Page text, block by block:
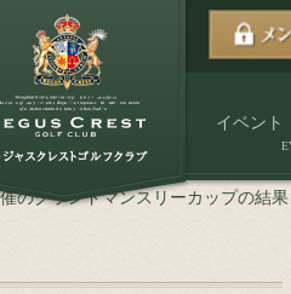
イベント
のグランドマンスリーカップの結